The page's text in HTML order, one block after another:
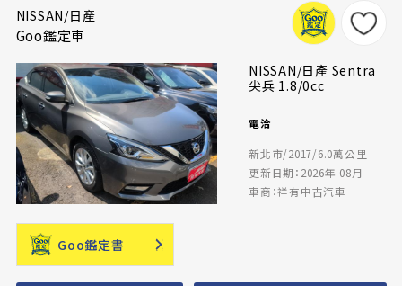
NISSAN/日產
Goo鑑定車
NISSAN/日產 Sentra
尖兵 1.8/0cc
電洽
新北市/2017/6.0萬公里
更新日期：2026年 08月
車商：祥有中古汽車
Goo鑑定書